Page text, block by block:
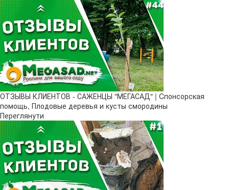
ОТЗЫВЫ КЛИЕНТОВ - САЖЕНЦЫ "МЕГАСАД" | Cпонсорская
помощь, Плодовые деревья и кусты смородины
Переглянути